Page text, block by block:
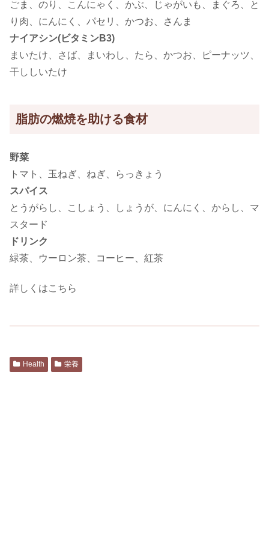
ごま、のり、こんにゃく、かぶ、じゃがいも、まぐろ、と
り肉、にんにく、パセリ、かつお、さんま
ナイアシン(ビタミンB3)
まいたけ、さば、まいわし、たら、かつお、ピーナッツ、
干ししいたけ
脂肪の燃焼を助ける食材
野菜
トマト、玉ねぎ、ねぎ、らっきょう
スパイス
とうがらし、こしょう、しょうが、にんにく、からし、マ
スタード
ドリンク
緑茶、ウーロン茶、コーヒー、紅茶
詳しくはこちら
Health 栄養